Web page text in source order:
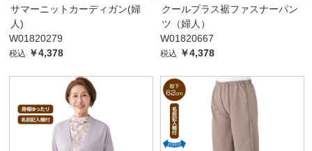
サマーニットカーディガン(婦
人)
W01820279
税込 ￥4,378
クールプラス裾ファスナーパン
ツ（婦人）
W01820667
税込 ￥4,378